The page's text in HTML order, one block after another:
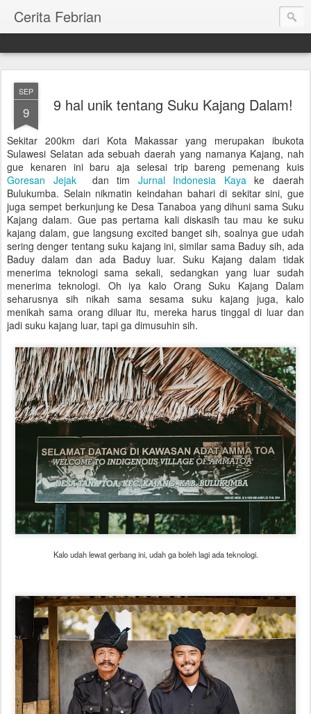
Cerita Febrian
SEP
9 9 hal unik tentang Suku Kajang Dalam!
Sekitar 200km dari Kota Makassar yang merupakan ibukota
Sulawesi Selatan ada sebuah daerah yang namanya Kajang, nah
gue kenaren ini baru aja selesai trip bareng pemenang kuis
Goresan Jejakdan tim Jurnal Indonesia Kayake daerah
Bulukumba. Selain nikmatin keindahan bahari di sekitar sini, gue
juga sempet berkunjung ke Desa Tanaboa yang dihuni sama Suku
Kajang dalam. Gue pas pertama kali diskasih tau mau ke suku
kajang dalam, gue langsung excited banget sih, soalnya gue udah
sering denger tentang suku kajang ini, similar sama Baduy sih, ada
Baduy dalam dan ada Baduy luar. Suku Kajang dalam tidak
menerima teknologi sama sekali, sedangkan yang luar sudah
menerima teknologi. Oh iya kalo Orang Suku Kajang Dalam
seharusnya sih nikah sama sesama suku kajang juga, kalo
menikah sama orang diluar itu, mereka harus tinggal di luar dan
jadi suku kajang luar, tapi ga dimusuhin sih.
Kalo udah lewat gerbang ini, udah ga boleh lagi ada teknologi.